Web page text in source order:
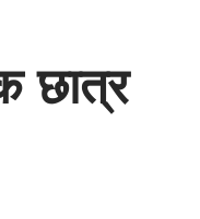
छात्र